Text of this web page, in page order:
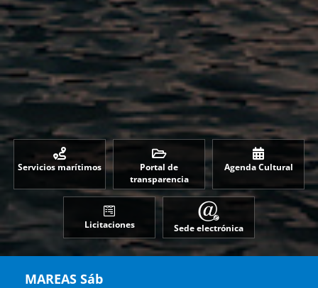
Servicios marítimos
Portal de
transparencia
Agenda Cultural
Licitaciones Sede electrónica
MAREAS Sáb